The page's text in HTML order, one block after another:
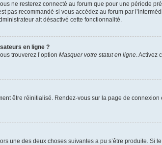
ne resterez connecté au forum que pour une période
pas recommandé si vous accédez au forum par
ait désactivé cette fonctionnalité.
en ligne ?
trouverez l’option Masquer votre statut en ligne. Activez
être réinitialisé. Rendez-vous sur la page de connexion
une des deux choses suivantes a pu s’être produite.